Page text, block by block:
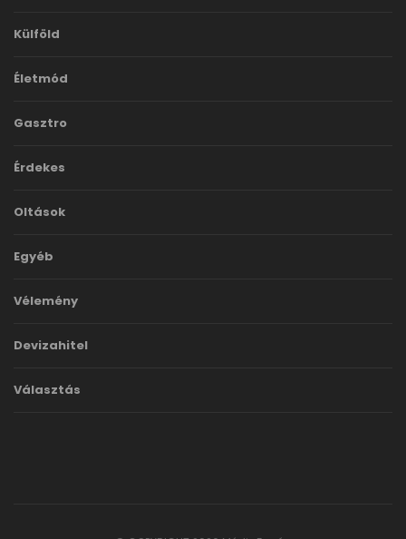
Külföld
Életmód
Gasztro
Érdekes
Oltások
Egyéb
Vélemény
Devizahitel
Választás